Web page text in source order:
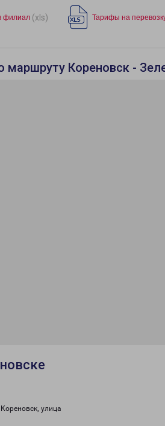
филиал (xls) Тарифы на
маршруту Кореновск -
улица